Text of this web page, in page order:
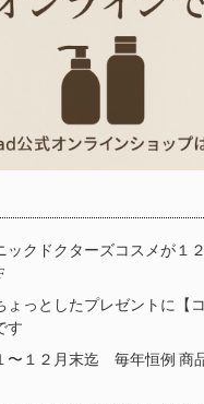
ックドクターズコスメが１
ょっとしたプレゼントに【
す
〜１２月末迄 毎年恒例 商